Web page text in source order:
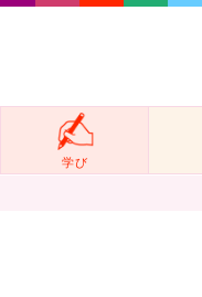
学び